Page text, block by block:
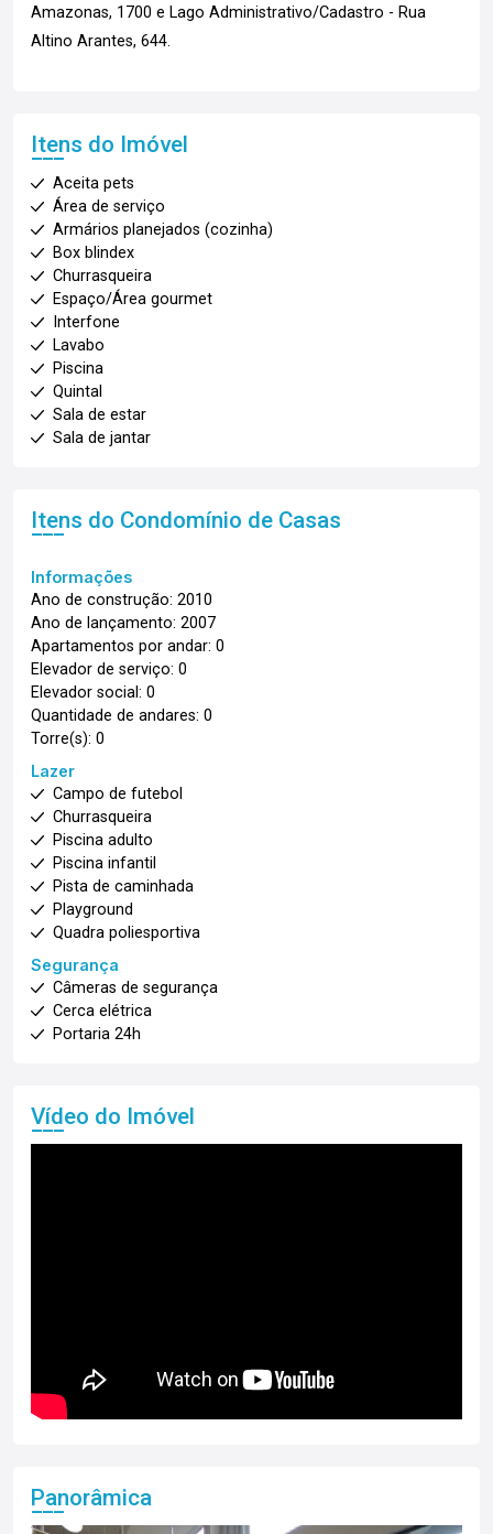
Amazonas, 1700 e Lago Administrativo/Cadastro - Rua
Altino Arantes, 644.
Itens do Imóvel
Aceita pets
Área de serviço
Armários planejados (cozinha)
Box blindex
Churrasqueira
Espaço/Área gourmet
Interfone
Lavabo
Piscina
Quintal
Sala de estar
Sala de jantar
Itens do Condomínio de Casas
Informações
Ano de construção: 2010
Ano de lançamento: 2007
Apartamentos por andar: 0
Elevador de serviço: 0
Elevador social: 0
Quantidade de andares: 0
Torre(s): 0
Lazer
Campo de futebol
Churrasqueira
Piscina adulto
Piscina infantil
Pista de caminhada
Playground
Quadra poliesportiva
Segurança
Câmeras de segurança
Cerca elétrica
Portaria 24h
Vídeo do Imóvel
Panorâmica